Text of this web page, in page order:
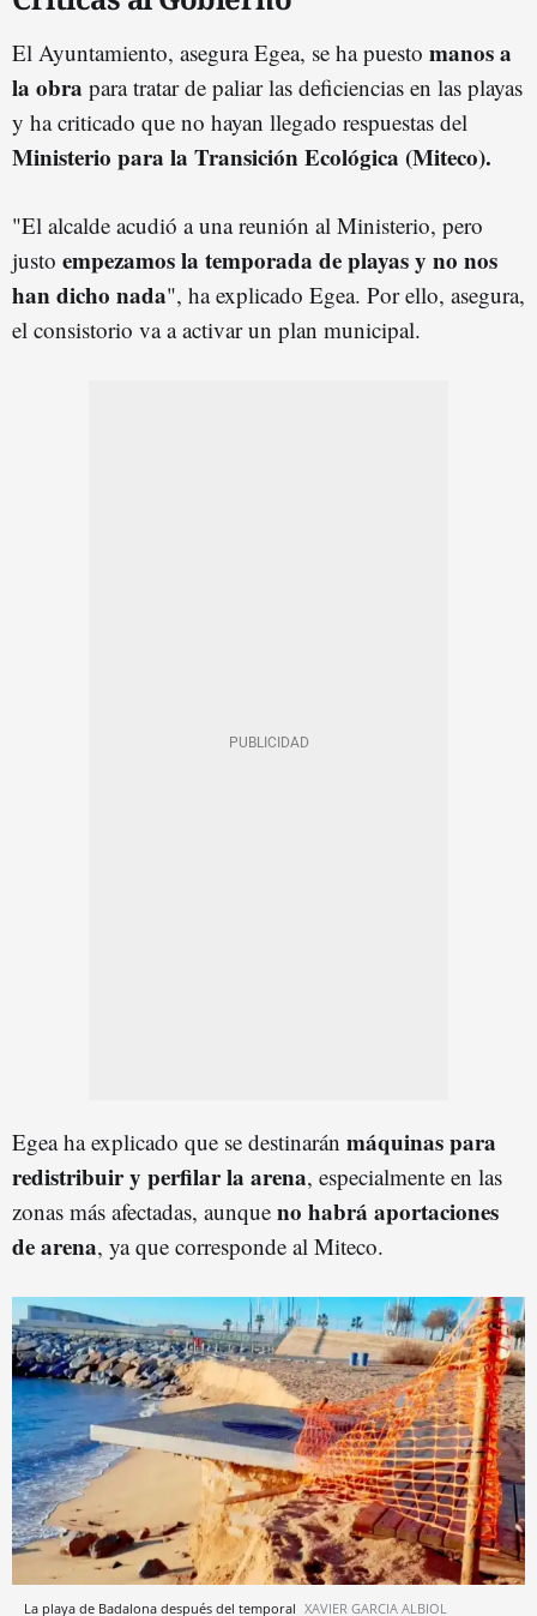
El Ayuntamiento, asegura Egea, se ha puesto manos a
la obra para tratar de paliar las deficiencias en las playas
y ha criticado que no hayan llegado respuestas del
Ministerio para la Transición Ecológica (Miteco).
"El alcalde acudió a una reunión al Ministerio, pero
justo empezamos la temporada de playas y no nos
han dicho nada", ha explicado Egea. Por ello, asegura,
el consistorio va a activar un plan municipal.
Egea ha explicado que se destinarán máquinas para
redistribuir y perfilar la arena, especialmente en las
zonas más afectadas, aunque no habrá aportaciones
de arena, ya que corresponde al Miteco.
La playa de Badalona después del temporal XAVIER GARCIA ALBIOL